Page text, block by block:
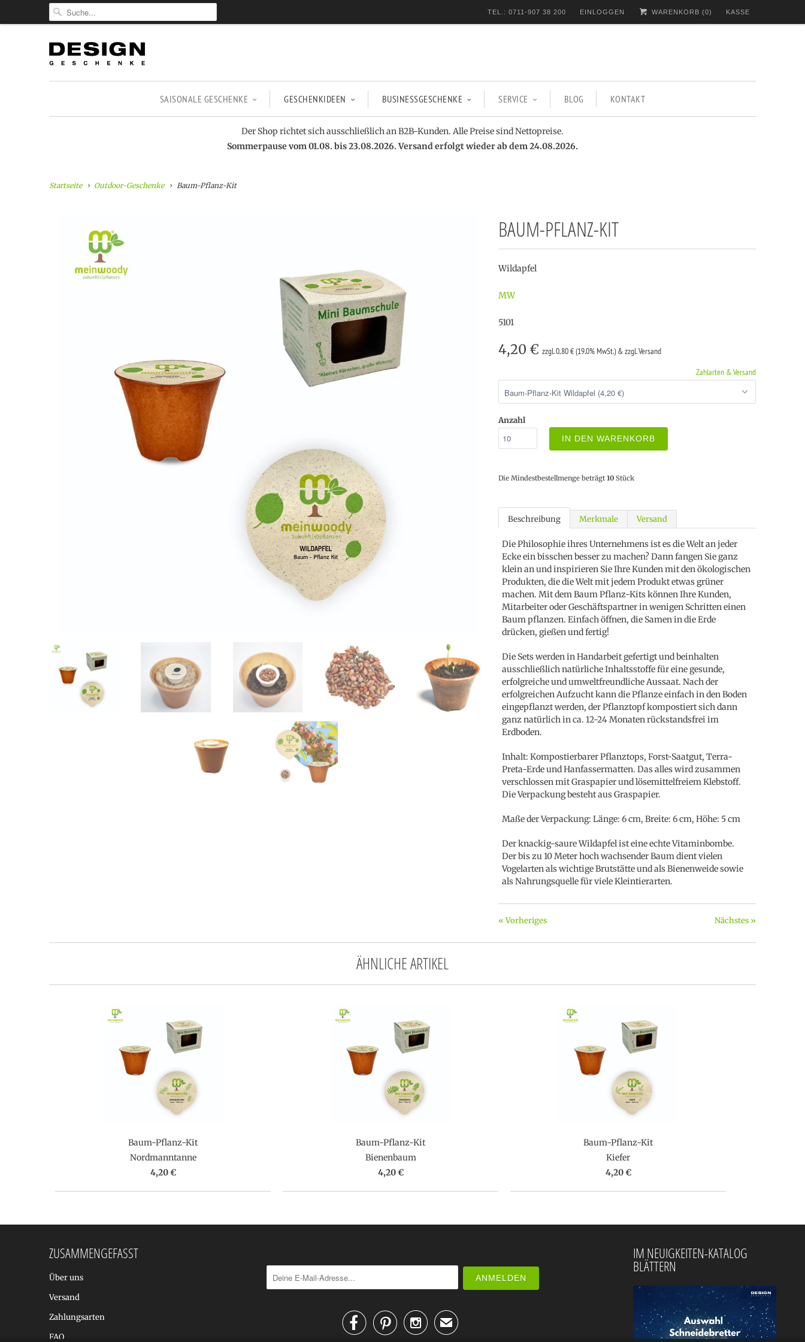
TEL.: 0711-907 38 200 EINLOGGEN WARENKORB (0) KASSE
SAISONALE GESCHENKE GESCHENKIDEEN BUSINESSGESCHENKE SERVICE BLOG KONTAKT
Der Shop richtet sich ausschließlich an B2B-Kunden. Alle Preise sind Nettopreise.
Sommerpause vom 01.08. bis 23.08.2026. Versand erfolgt wieder ab dem 24.08.2026.
Startseite Outdoor-Geschenke Baum-Pflanz-Kit
BAUM-PFLANZ-KIT
Wildapfel
MW
5101
4,20 € zzgl. 0,80 € (19.0% MwSt.) & zzgl. Versand
Zahlarten & Versand
Anzahl
IN DEN WARENKORB
Die Mindestbestellmenge beträgt 10 Stück
Beschreibung Merkmale Versand
Die Philosophie ihres Unternehmens ist es die Welt an jeder
Ecke ein bisschen besser zu machen? Dann fangen Sie ganz
klein an und inspirieren Sie Ihre Kunden mit den ökologischen
Produkten, die die Welt mit jedem Produkt etwas grüner
machen. Mit dem Baum Pflanz-Kits können Ihre Kunden,
Mitarbeiter oder Geschäftspartner in wenigen Schritten einen
Baum pflanzen. Einfach öffnen, die Samen in die Erde
drücken, gießen und fertig!
Die Sets werden in Handarbeit gefertigt und beinhalten
ausschließlich natürliche Inhaltsstoffe für eine gesunde,
erfolgreiche und umweltfreundliche Aussaat. Nach der
erfolgreichen Aufzucht kann die Pflanze einfach in den Boden
eingepflanzt werden, der Pflanztopf kompostiert sich dann
ganz natürlich in ca. 12-24 Monaten rückstandsfrei im
Erdboden.
Inhalt: Kompostierbarer Pflanztops, Forst-Saatgut, Terra-
Preta-Erde und Hanfassermatten. Das alles wird zusammen
verschlossen mit Graspapier und lösemittelfreiem Klebstoff.
Die Verpackung besteht aus Graspapier.
Maße der Verpackung: Länge: 6 cm, Breite: 6 cm, Höhe: 5 cm
Der knackig-saure Wildapfel ist eine echte Vitaminbombe.
Der bis zu 10 Meter hoch wachsender Baum dient vielen
Vogelarten als wichtige Brutstätte und als Bienenweide sowie
als Nahrungsquelle für viele Kleintierarten.
Nächstes »
« Vorheriges
ÄHNLICHE ARTIKEL
Baum-Pflanz-Kit
Nordmanntanne
4,20 €
Baum-Pflanz-Kit
Bienenbaum
4,20 €
Baum-Pflanz-Kit
Kiefer
4,20 €
ZUSAMMENGEFASST
Über uns
Versand
Zahlungsarten
FAQ
✉
IM NEUIGKEITEN-KATALOG
BLÄTTERN